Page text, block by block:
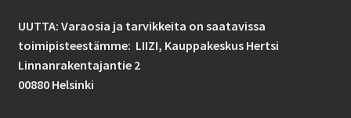
UUTTA: Varaosia ja tarvikkeita on saatavissa
toimipisteestämme: LIIZI, Kauppakeskus Hertsi
Linnanrakentajantie 2
00880 Helsinki